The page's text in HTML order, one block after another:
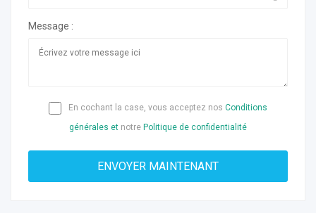
Message :
En cochant la case, vous acceptez nos Conditions
générales et notre Politique de confidentialité